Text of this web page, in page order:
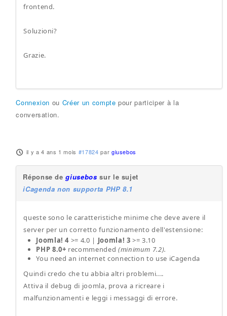
frontend.
Soluzioni?
Grazie.
Connexion ou Créer un compte pour participer à la
conversation.
il y a 4 ans 1 mois #17824 par giusebos
Réponse degiusebos sur le sujet
iCagenda non supporta PHP 8.1
queste sono le caratteristiche minime che deve avere il
server per un corretto funzionamento dell'estensione:
Joomla! 4 >= 4.0 | Joomla! 3 >= 3.10
PHP 8.0+ recommended (minimum 7.2).
You need an internet connection to use iCagenda
Quindi credo che tu abbia altri problemi....
Attiva il debug di joomla, prova a ricreare i
malfunzionamenti e leggi i messaggi di errore.